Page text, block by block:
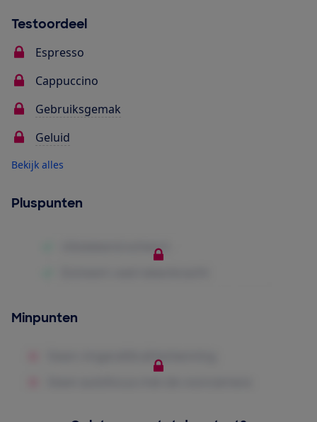
Testoordeel
Espresso
Cappuccino
Gebruiksgemak
Geluid
Bekijk alles
Pluspunten
Minpunten